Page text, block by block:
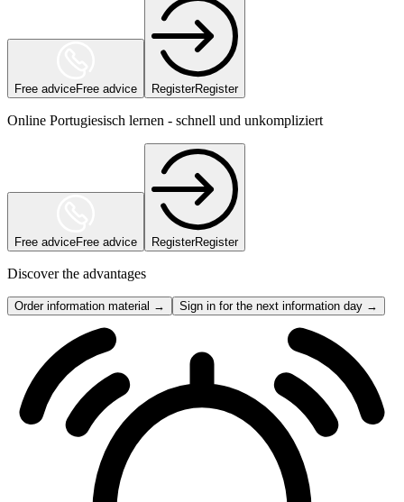
Free adviceFree advice RegisterRegister
Online Portugiesisch lernen - schnell und unkompliziert
Free adviceFree advice RegisterRegister
Discover the advantages
Order information material → Sign in for the next information day →